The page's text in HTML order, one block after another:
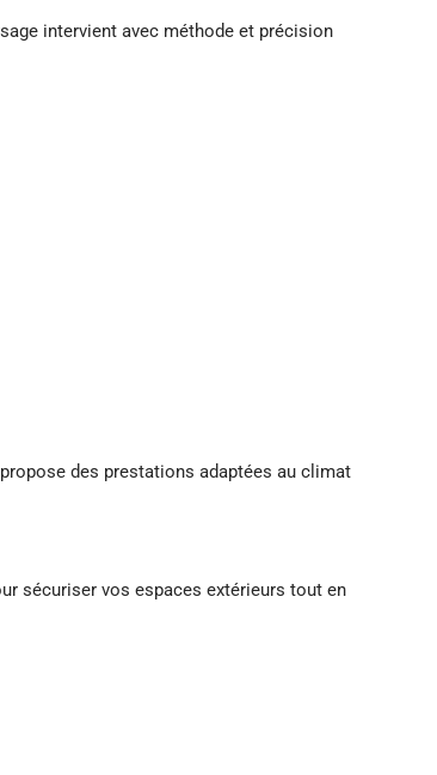
intervient avec méthode et précision
des prestations adaptées au climat
sécuriser vos espaces extérieurs tout en